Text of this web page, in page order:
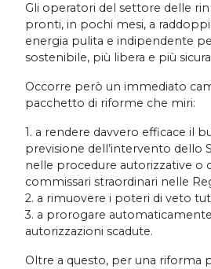
Gli operatori del settore delle
pronti, in pochi mesi, a
energia pulita e indipendente
sostenibile, più libera e più
Occorre però un immediato
pacchetto di riforme che miri:
1. a rendere davvero efficace il
previsione dell’intervento dello
nelle procedure autorizzative o
commissari straordinari nelle
2. a rimuovere i poteri di veto
3. a prorogare
autorizzazioni scadute.
Oltre a questo, per una riforma